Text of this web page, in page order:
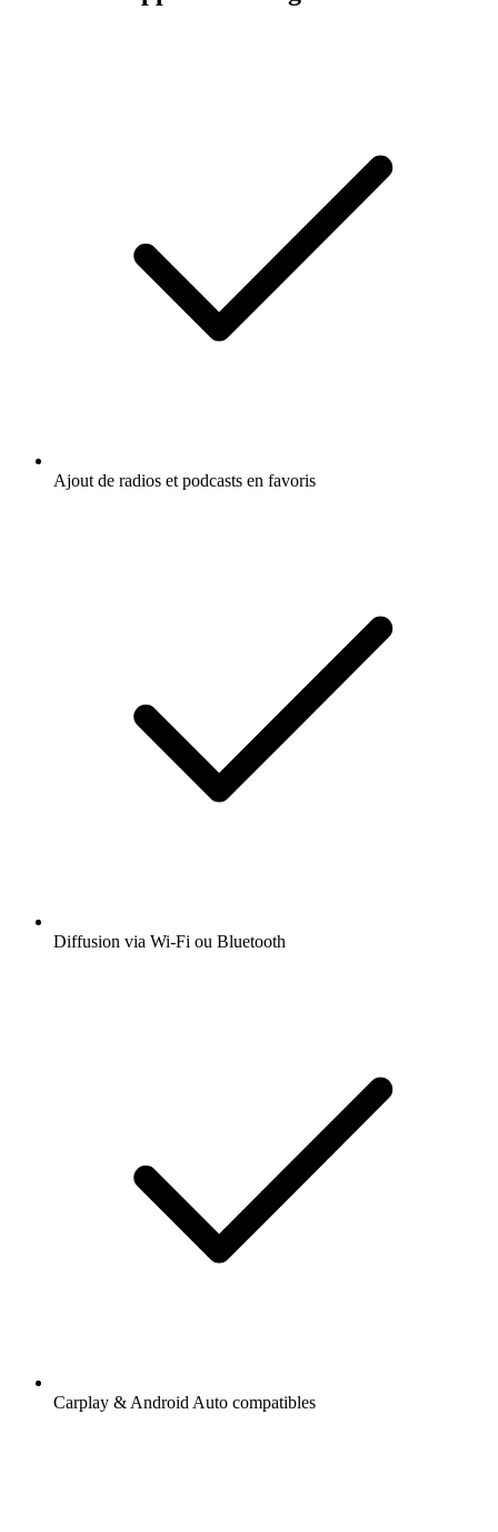
Ajout de radios et podcasts en favoris
Diffusion via Wi-Fi ou Bluetooth
Carplay & Android Auto compatibles